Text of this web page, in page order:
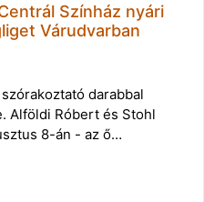
Színház nyári
Várudvarban
darabbal
Alföldi Róbert és Stohl
8-án - az ő…